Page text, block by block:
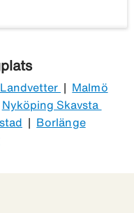
lockar många
Skillnaden är att
passar dig bäst –
olika sidor.
charterflyg
från
valmöjligheter när
Se alla
Malmö
Nyköping Skavsta
Borlänge